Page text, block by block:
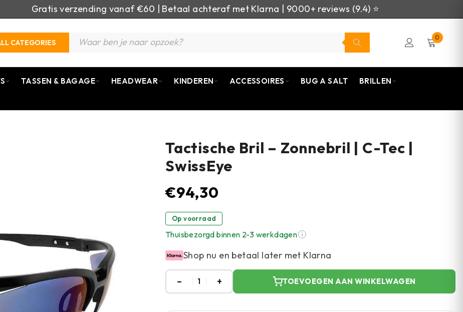
Gratis verzending vanaf €60 | Betaal achteraf met Klarna | 9000+ reviews (9.4) ⭐
CATEGORIES
0
TASSEN & BAGAGE HEADWEAR KINDEREN ACCESSOIRES BUG A SALT
BRILLEN
Tactische Bril – Zonnebril | C-Tec |
SwissEye
€94,30
Op voorraad
Thuisbezorgd binnen 2-3 werkdagen
Shop nu en betaal later met Klarna
– 1 + TOEVOEGEN AAN WINKELWAGEN